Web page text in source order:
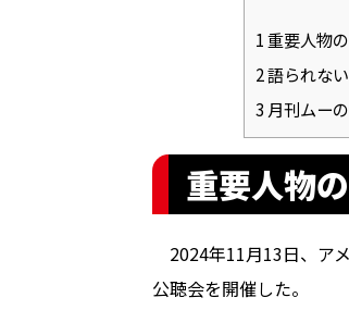
1重要人物
2語られな
3 月刊ムー
重要人物
2024年11月13日、ア
公聴会を開催した。